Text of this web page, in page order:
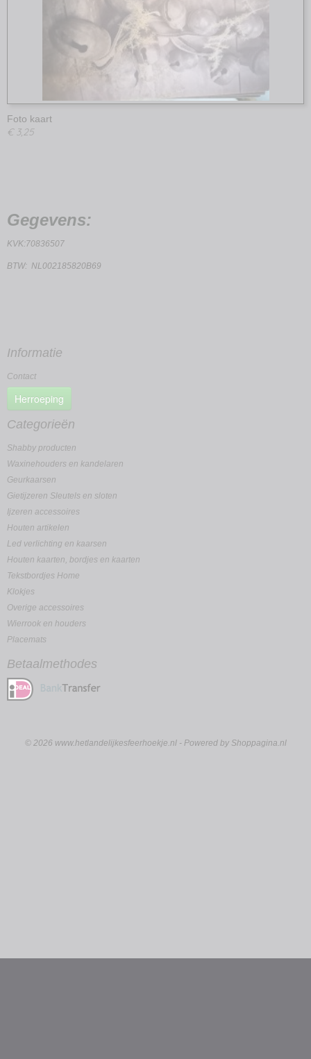
Foto kaart
€ 3,25
Gegevens:
KVK:70836507
BTW: NL002185820B69
Informatie
Contact
Herroeping
Categorieën
Shabby producten
Waxinehouders en kandelaren
Geurkaarsen
Gietijzeren Sleutels en sloten
Ijzeren accessoires
Houten artikelen
Led verlichting en kaarsen
Houten kaarten, bordjes en kaarten
Tekstbordjes Home
Klokjes
Overige accessoires
Wierrook en houders
Placemats
Betaalmethodes
© 2026 www.hetlandelijkesfeerhoekje.nl - Powered by Shoppagina.nl